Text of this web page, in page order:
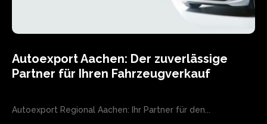
Autoexport Aachen: Der zuverlässige
Partner für Ihren Fahrzeugverkauf
Autoexport Regional Aachen: Ihr Partner für den...